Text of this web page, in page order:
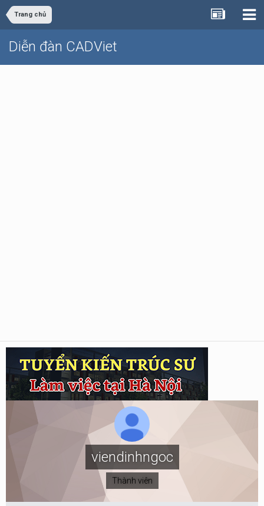
Trang chủ
Diễn đàn CADViet
viendinhngoc
Thành viên